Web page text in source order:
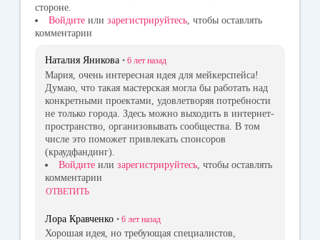
стороне.
Войдите или зарегистрируйтесь, чтобы оставлять
комментарии
Наталия Яникова • 6 лет назад
Мария, очень интересная идея для мейкерспейса!
Думаю, что такая мастерская могла бы работать над
конкретными проектами, удовлетворяя потребности
не только города. Здесь можно выходить в интернет-
пространство, организовывать сообщества. В том
числе это поможет привлекать спонсоров
(краудфандинг).
Войдите или зарегистрируйтесь , чтобы оставлять
комментарии
ОТВЕТИТЬ
Лора Кравченко • 6 лет назад
Хорошая идея, но требующая специалистов,